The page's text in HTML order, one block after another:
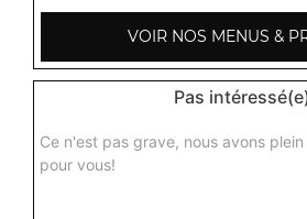
Poulet baingan
Curry de poulet, aubergines
indiennes + 1 potion de riz basmati
VOIR NOS MENUS &
Pas
Ce n'est pas grave, nous avons
pour vous!